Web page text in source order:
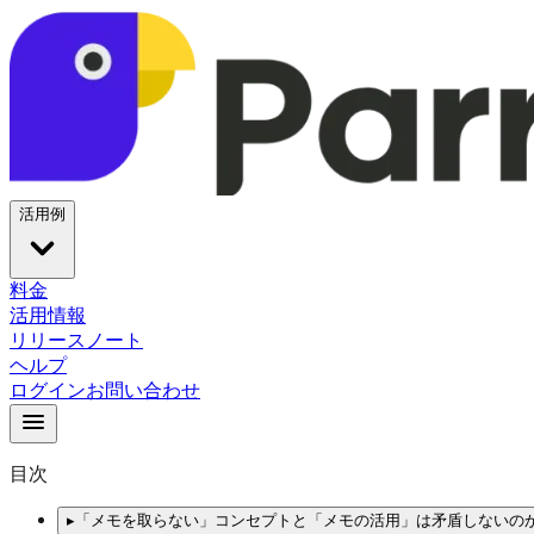
活用例
料金
活用情報
リリースノート
ヘルプ
ログインお問い合わせ
目次
▸ 「メモを取らない」コンセプトと「メモの活用」は矛盾しないの